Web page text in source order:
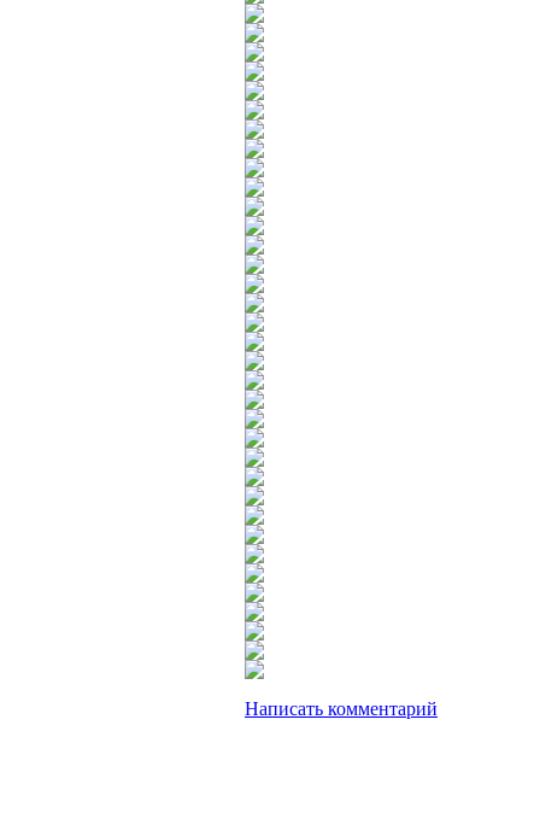
Написать комментарий